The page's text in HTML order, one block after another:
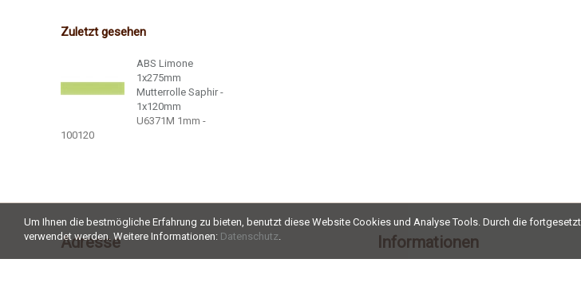
Zuletzt gesehen
ABS Limone
1x275mm
Mutterrolle Saphir -
1x120mm
U6371M 1mm -
100120
Adresse Informationen
Um Ihnen die bestmögliche Erfahrung zu bieten, benutzt diese Website Cookies und Analyse Tools. Durch die
verwendet werden. Weitere Informationen: Datenschutz.